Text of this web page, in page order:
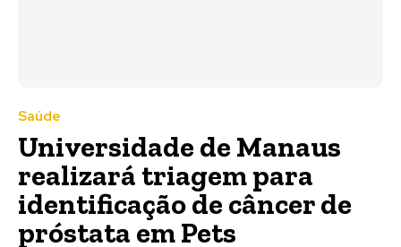
Saúde
Universidade de Manaus
realizará triagem para
identificação de câncer de
próstata em Pets